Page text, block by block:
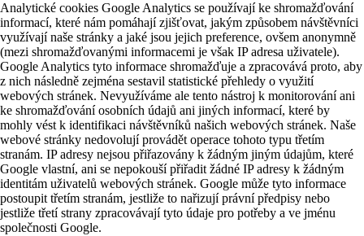
Analytické cookies Google Analytics se používají ke shromažďování
informací, které nám pomáhají zjišťovat, jakým způsobem návštěvníci
využívají naše stránky a jaké jsou jejich preference, ovšem anonymně
(mezi shromažďovanými informacemi je však IP adresa uživatele).
Google Analytics tyto informace shromažďuje a zpracovává proto, aby
z nich následně zejména sestavil statistické přehledy o využití
webových stránek. Nevyužíváme ale tento nástroj k monitorování ani
ke shromažďování osobních údajů ani jiných informací, které by
mohly vést k identifikaci návštěvníků našich webových stránek. Naše
webové stránky nedovolují provádět operace tohoto typu třetím
stranám. IP adresy nejsou přiřazovány k žádným jiným údajům, které
Google vlastní, ani se nepokouší přiřadit žádné IP adresy k žádným
identitám uživatelů webových stránek. Google může tyto informace
postoupit třetím stranám, jestliže to nařizují právní předpisy nebo
jestliže třetí strany zpracovávají tyto údaje pro potřeby a ve jménu
společnosti Google.